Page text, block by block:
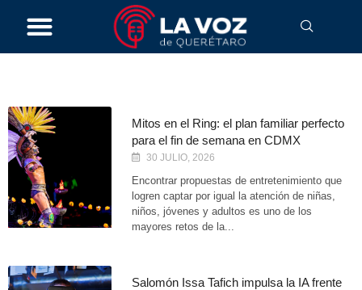
Mitos en el Ring: el plan familiar perfecto
para el fin de semana en CDMX
30 JULIO, 2026
Encontrar propuestas de entretenimiento que
logren captar por igual la atención de niñas,
niños, jóvenes y adultos es uno de los
mayores retos de la...
Salomón Issa Tafich impulsa la IA frente